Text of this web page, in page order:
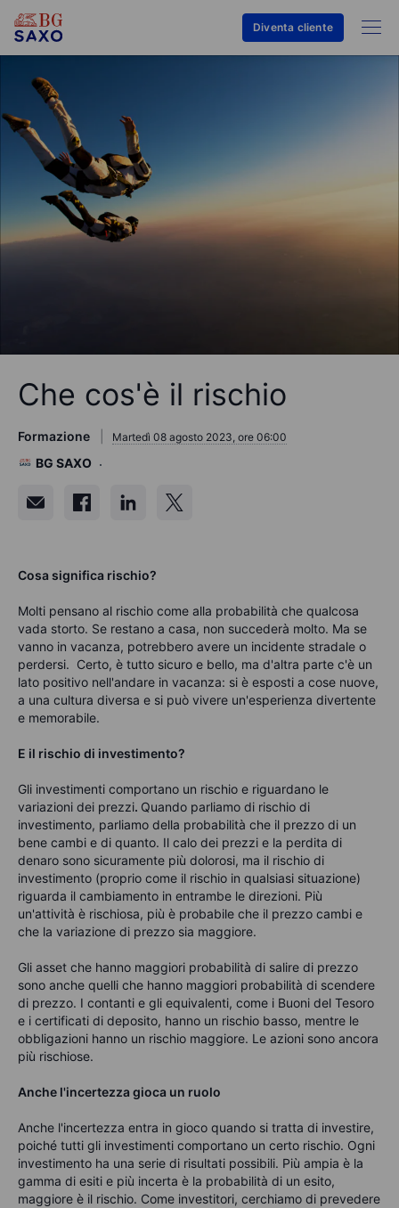
Diventa cliente
Che cos'è il rischio
Formazione Martedì 08 agosto 2023, ore 06:00
BG SAXO
Cosa significa rischio?
Molti pensano al rischio come alla probabilità che qualcosa
vada storto. Se restano a casa, non succederà molto. Ma se
vanno in vacanza, potrebbero avere un incidente stradale o
perdersi. Certo, è tutto sicuro e bello, ma d'altra parte c'è un
lato positivo nell'andare in vacanza: si è esposti a cose nuove,
a una cultura diversa e si può vivere un'esperienza divertente
e memorabile.
E il rischio di investimento?
Gli investimenti comportano un rischio e riguardano le
variazioni dei prezzi. Quando parliamo di rischio di
investimento, parliamo della probabilità che il prezzo di un
bene cambi e di quanto. Il calo dei prezzi e la perdita di
denaro sono sicuramente più dolorosi, ma il rischio di
investimento (proprio come il rischio in qualsiasi situazione)
riguarda il cambiamento in entrambe le direzioni. Più
un'attività è rischiosa, più è probabile che il prezzo cambi e
che la variazione di prezzo sia maggiore.
Gli asset che hanno maggiori probabilità di salire di prezzo
sono anche quelli che hanno maggiori probabilità di scendere
di prezzo. I contanti e gli equivalenti, come i Buoni del Tesoro
e i certificati di deposito, hanno un rischio basso, mentre le
obbligazioni hanno un rischio maggiore. Le azioni sono ancora
più rischiose.
Anche l'incertezza gioca un ruolo
Anche l'incertezza entra in gioco quando si tratta di investire,
poiché tutti gli investimenti comportano un certo rischio. Ogni
investimento ha una serie di risultati possibili. Più ampia è la
gamma di esiti e più incerta è la probabilità di un esito,
maggiore è il rischio. Come investitori, cerchiamo di prevedere